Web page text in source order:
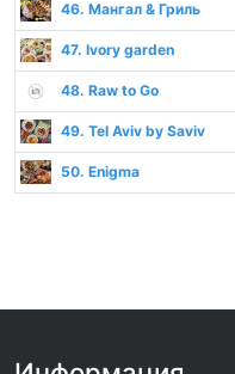
46. Мангал & Гриль
47. Ivory garden
48. Raw to Go
49. Tel Aviv by Saviv
50. Enigma